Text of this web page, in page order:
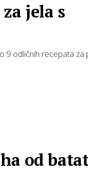
jela s
9 odličnih recepata za
od